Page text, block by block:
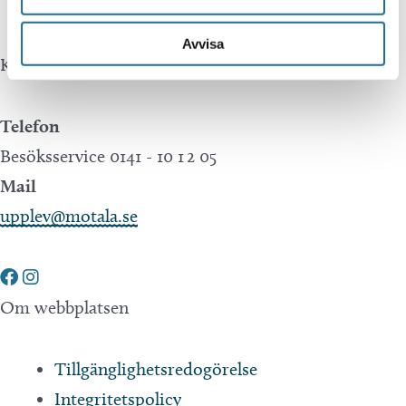
Avvisa
Kontakta oss
Telefon
Besöksservice 0141 - 10 1 2 05
Mail
upplev@motala.se
Om webbplatsen
Tillgänglighetsredogörelse
Integritetspolicy